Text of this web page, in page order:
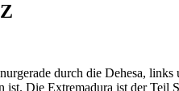
durch die Dehesa,
Die Extremadura ist der Teil